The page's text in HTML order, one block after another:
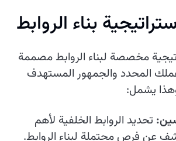
مخصصة لبناء الروابط مصممة
المحدد والجمهور المستهدف
يشمل:
تحديد الروابط الخلفية لأهم
عن فرص محتملة لبناء الروابط.